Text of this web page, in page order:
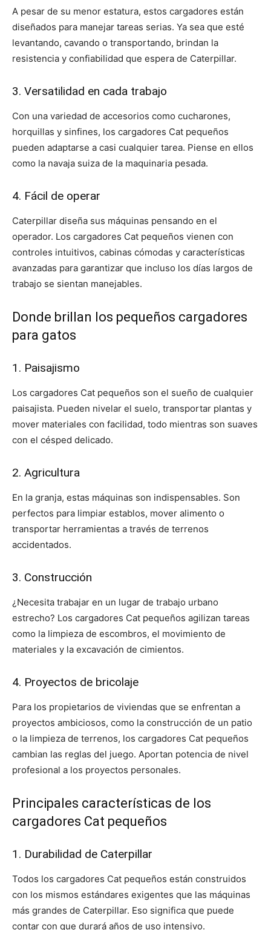
A pesar de su menor estatura, estos cargadores están
diseñados para manejar tareas serias. Ya sea que esté
levantando, cavando o transportando, brindan la
resistencia y confiabilidad que espera de Caterpillar.
3. Versatilidad en cada trabajo
Con una variedad de accesorios como cucharones,
horquillas y sinfines, los cargadores Cat pequeños
pueden adaptarse a casi cualquier tarea. Piense en ellos
como la navaja suiza de la maquinaria pesada.
4. Fácil de operar
Caterpillar diseña sus máquinas pensando en el
operador. Los cargadores Cat pequeños vienen con
controles intuitivos, cabinas cómodas y características
avanzadas para garantizar que incluso los días largos de
trabajo se sientan manejables.
Donde brillan los pequeños cargadores
para gatos
1. Paisajismo
Los cargadores Cat pequeños son el sueño de cualquier
paisajista. Pueden nivelar el suelo, transportar plantas y
mover materiales con facilidad, todo mientras son suaves
con el césped delicado.
2. Agricultura
En la granja, estas máquinas son indispensables. Son
perfectos para limpiar establos, mover alimento o
transportar herramientas a través de terrenos
accidentados.
3. Construcción
¿Necesita trabajar en un lugar de trabajo urbano
estrecho? Los cargadores Cat pequeños agilizan tareas
como la limpieza de escombros, el movimiento de
materiales y la excavación de cimientos.
4. Proyectos de bricolaje
Para los propietarios de viviendas que se enfrentan a
proyectos ambiciosos, como la construcción de un patio
o la limpieza de terrenos, los cargadores Cat pequeños
cambian las reglas del juego. Aportan potencia de nivel
profesional a los proyectos personales.
Principales características de los
cargadores Cat pequeños
1. Durabilidad de Caterpillar
Todos los cargadores Cat pequeños están construidos
con los mismos estándares exigentes que las máquinas
más grandes de Caterpillar. Eso significa que puede
contar con que durará años de uso intensivo.